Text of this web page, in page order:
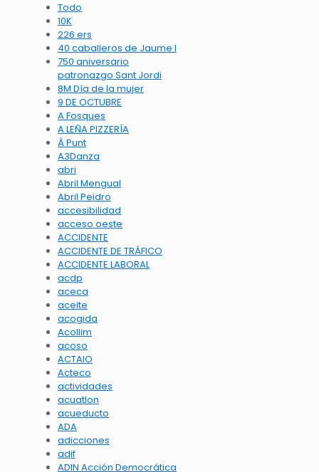
Todo
10K
226 ers
40 caballeros de Jaume I
750 aniversario
patronazgo Sant Jordi
8M Día de la mujer
9 DE OCTUBRE
A Fosques
A LEÑA PIZZERÍA
À Punt
A3Danza
abri
Abril Mengual
Abril Peidro
accesibilidad
acceso oeste
ACCIDENTE
ACCIDENTE DE TRÁFICO
ACCIDENTE LABORAL
acdp
aceca
aceite
acogida
Acollim
acoso
ACTAIO
Acteco
actividades
acuatlon
acueducto
ADA
adicciones
adif
ADIN Acción Democrática